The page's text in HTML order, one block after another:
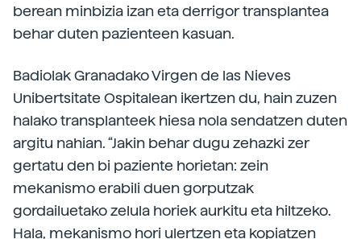
berean minbizia izan eta derrigor transplantea
behar duten pazienteen kasuan.
Badiolak Granadako Virgen de las Nieves
Unibertsitate Ospitalean ikertzen du, hain zuzen
halako transplanteek hiesa nola sendatzen duten
argitu nahian. “Jakin behar dugu zehazki zer
gertatu den bi paziente horietan: zein
mekanismo erabili duen gorputzak
gordailuetako zelula horiek aurkitu eta hiltzeko.
Hala, mekanismo hori ulertzen eta kopiatzen